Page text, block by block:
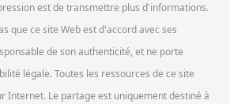
est de transmettre plus d'informations.
que ce site Web est d'accord avec ses
de son authenticité, et ne porte
légale. Toutes les ressources de ce site
Internet. Le partage est uniquement destiné à